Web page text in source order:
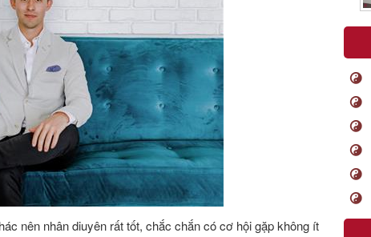
nên nhân diuyên rất tốt, chắc chắn có cơ hội gặp không ít